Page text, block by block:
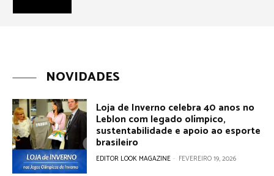
NOVIDADES
Loja de Inverno celebra 40 anos no
Leblon com legado olímpico,
sustentabilidade e apoio ao esporte
brasileiro
EDITOR LOOK MAGAZINE - FEVEREIRO 19, 2026